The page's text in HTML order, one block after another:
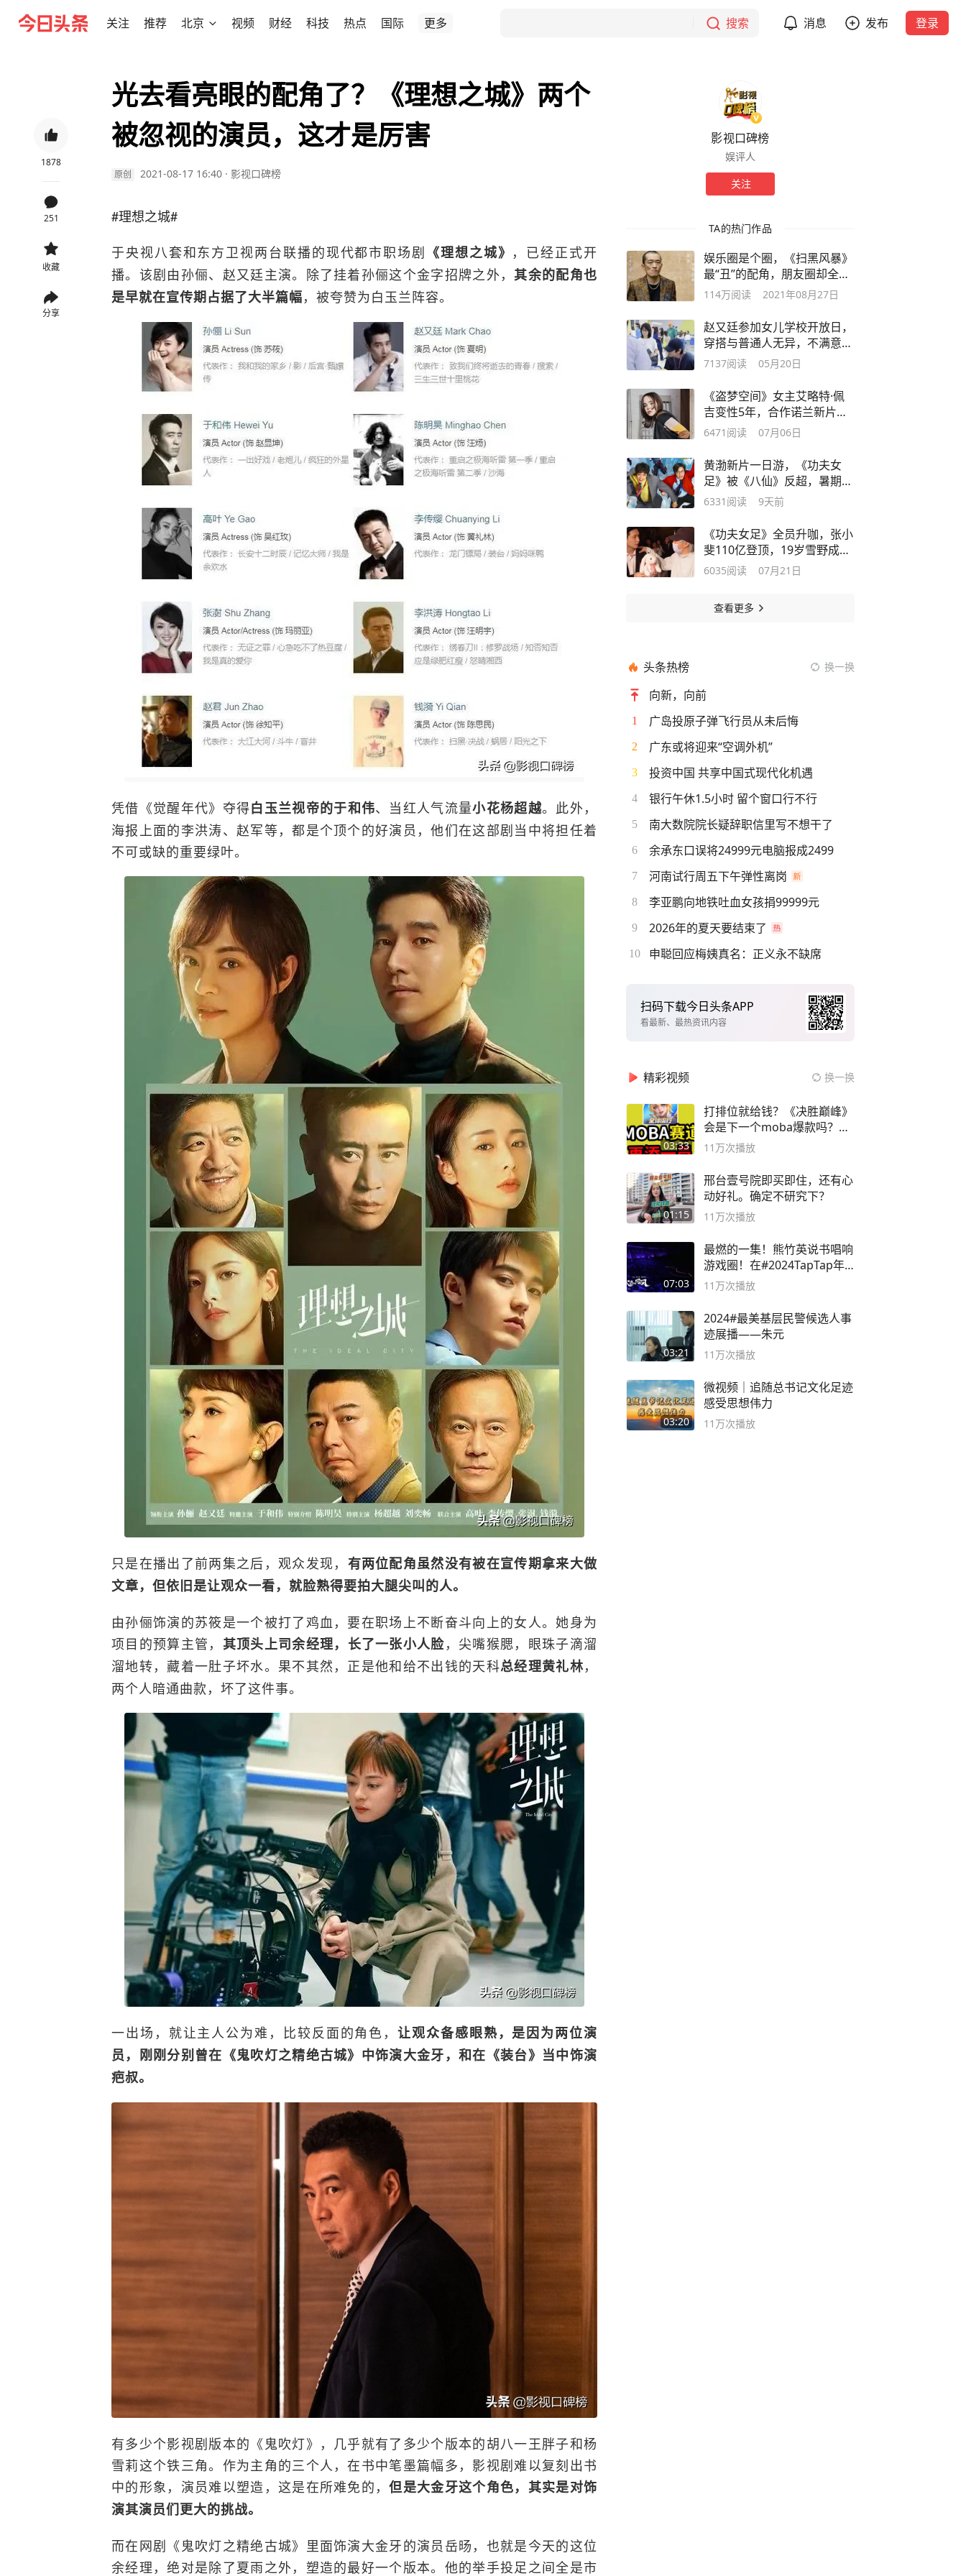
关注 推荐 北京 视频 财经 科技 热点 国际 更多 搜索 消息 发布 登录
1878
251
收藏
分享
光去看亮眼的配角了？《理想之城》两个
被忽视的演员，这才是厉害
原创 2021-08-17 16:40 · 影视口碑榜
#理想之城#
于央视八套和东方卫视两台联播的现代都市职场剧 《理想之城》 ，已经正式开
播。该剧由孙俪、赵又廷主演。除了挂着孙俪这个金字招牌之外， 其余的配角也
是早就在宣传期占据了大半篇幅，被夸赞为白玉兰阵容。
凭借《觉醒年代》夺得白玉兰视帝的于和伟、当红人气流量小花杨超越。此外，
海报上面的李洪涛、赵军等，都是个顶个的好演员，他们在这部剧当中将担任着
不可或缺的重要绿叶。
只是在播出了前两集之后，观众发现， 有两位配角虽然没有被在宣传期拿来大做
文章，但依旧是让观众一看，就脸熟得要拍大腿尖叫的人。
由孙俪饰演的苏筱是一个被打了鸡血，要在职场上不断奋斗向上的女人。她身为
项目的预算主管， 其顶头上司余经理，长了一张小人脸，尖嘴猴腮，眼珠子滴溜
溜地转，藏着一肚子坏水。果不其然，正是他和给不出钱的天科总经理黄礼林，
两个人暗通曲款，坏了这件事。
一出场，就让主人公为难，比较反面的角色，让观众备感眼熟，是因为两位演
员，刚刚分别曾在《鬼吹灯之精绝古城》中饰演大金牙，和在《装台》当中饰演
疤叔。
有多少个影视剧版本的《鬼吹灯》，几乎就有了多少个版本的胡八一王胖子和杨
雪莉这个铁三角。作为主角的三个人，在书中笔墨篇幅多，影视剧难以复刻出书
中的形象，演员难以塑造，这是在所难免的，但是大金牙这个角色，其实是对饰
演其演员们更大的挑战。
而在网剧《鬼吹灯之精绝古城》里面饰演大金牙的演员岳旸，也就是今天的这位
余经理，绝对是除了夏雨之外，塑造的最好一个版本。他的举手投足之间全是市
影视口碑榜
娱评人
关注
TA的热门作品
娱乐圈是个圈，《扫黑风暴》
最“丑”的配角，朋友圈却全都
是大咖
114万阅读 2021年08月27日
赵又廷参加女儿学校开放日，
穿搭与普通人无异，不满意女
儿的颜值
7137阅读 05月20日
《盗梦空间》女主艾略特·佩
吉变性5年，合作诺兰新片，
晒出腹肌照
6471 阅读 07月06日
黄渤新片一日游，《功夫女
足》被《八仙》反超，暑期档
真乱
6331 阅读 9天前
《功夫女足》全员升咖，张小
斐110亿登顶，19岁雪野成最
大黑马
6035阅读 07月21日
查看更多
头条热榜 换一换
向新，向前
1 广岛投原子弹飞行员从未后悔
2 广东或将迎来“空调外机”
3 投资中国 共享中国式现代化机遇
4 银行午休1.5小时 留个窗口行不行
5 南大数院院长疑辞职信里写不想干了
6 余承东口误将24999元电脑报成2499
7 河南试行周五下午弹性离岗
8 李亚鹏向地铁吐血女孩捐99999元
9 2026年的夏天要结束了
10 申聪回应梅姨真名：正义永不缺席
扫码下载今日头条APP
看最新、最热资讯内容
精彩视频 换一换
03:33
打排位就给钱？《决胜巅峰》
会是下一个moba爆款吗？#
决胜巅峰
11万次播放
01:15
邢台壹号院即买即住，还有心
动好礼。确定不研究下？
11万次播放
07:03
最燃的一集！熊竹英说书唱响
游戏圈！在#2024TapTap年
度游戏大赏
11万次播放
03:21
2024#最美基层民警候选人事
迹展播——朱元
11万次播放
03:20
微视频｜追随总书记文化足迹
感受思想伟力
11万次播放